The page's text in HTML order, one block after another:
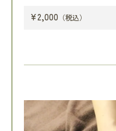
¥2,000 （税込）